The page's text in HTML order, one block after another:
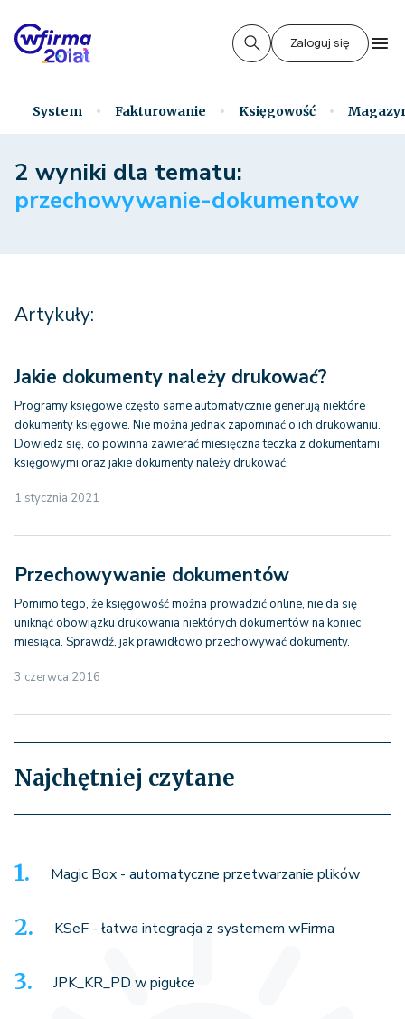
Zaloguj się
System Fakturowanie Księgowość
2 wyniki dla tematu:
przechowywanie-dokumentow
Artykuły:
Jakie dokumenty należy drukować?
Programy księgowe często same automatycznie generują niektóre
dokumenty księgowe. Nie można jednak zapominać o ich drukowaniu.
Dowiedz się, co powinna zawierać miesięczna teczka z dokumentami
księgowymi oraz jakie dokumenty należy drukować.
1 stycznia 2021
Przechowywanie dokumentów
Pomimo tego, że księgowość można prowadzić online, nie da się
uniknąć obowiązku drukowania niektórych dokumentów na koniec
miesiąca. Sprawdź, jak prawidłowo przechowywać dokumenty.
3 czerwca 2016
Najchętniej czytane
Magic Box - automatyczne przetwarzanie plików
KSeF - łatwa integracja z systemem wFirma
JPK_KR_PD w pigułce